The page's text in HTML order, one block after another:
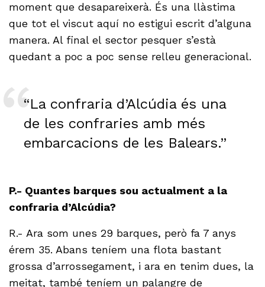
moment que desapareixerà. És una llàstima
que tot el viscut aquí no estigui escrit d’alguna
manera. Al final el sector pesquer s’està
quedant a poc a poc sense relleu generacional.
“La confraria d’Alcúdia és una
de les confraries amb més
embarcacions de les Balears.”
P.- Quantes barques sou actualment a la
confraria d’Alcúdia?
R.- Ara som unes 29 barques, però fa 7 anys
érem 35. Abans teníem una flota bastant
grossa d’arrossegament, i ara en tenim dues, la
meitat, també teníem un palangre de